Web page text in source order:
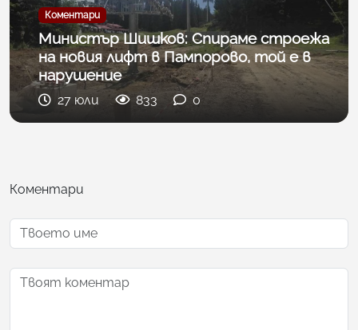
Коментари
Министър Шишков: Спираме строежа
на новия лифт в Пампорово, той е в
нарушение
27 юли 833 0
Коментари